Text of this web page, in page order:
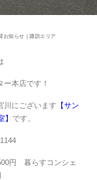
お知らせ｜諏訪エリア
本店です！
川にございます 【サン
】 です。
円 暮らすコンシェ